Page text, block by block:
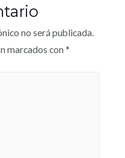
no será publicada.
marcados con *